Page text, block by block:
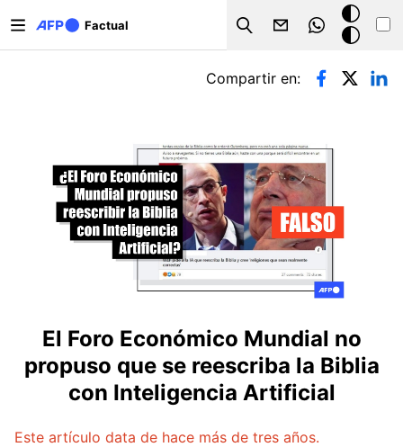
Factual
Search
Modo
oscuro
Solapas principales
Compartir en:
El Foro Económico Mundial no
propuso que se reescriba la Biblia
con Inteligencia Artificial
Este artículo data de hace más de tres años.